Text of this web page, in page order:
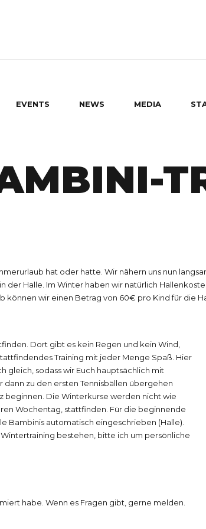
EVENTS NEWS MEDIA
hat oder hatte. Wir nähern uns nun
der Halle. Im Winter haben wir natürlich
können wir einen Betrag von 60€ pro Kind für die
Dort gibt es kein Regen und kein Wind,
Training mit jeder Menge Spaß. Hier
gleich, sodass wir Euch hauptsächlich mit
zu den ersten Tennisbällen übergehen
beginnen. Die Winterkurse werden nicht wie
Wochentag, stattfinden. Für die beginnende
Bambinis automatisch eingeschrieben (Halle).
bestehen, bitte ich um persönliche
habe. Wenn es Fragen gibt, gerne melden.